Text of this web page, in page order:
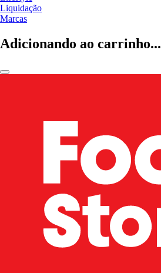
Liquidação
Marcas
Adicionando ao carrinho...